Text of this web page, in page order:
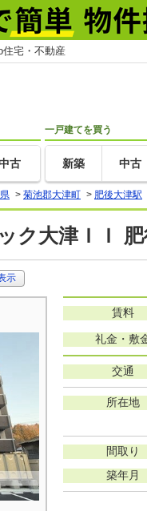
宅・不動産
古
一戸建てを買う
新築 中古
> 菊池郡大津町 > 肥後大津駅
ク大津ＩＩ
示
賃料
礼金・敷
交通
所在地
間取り
築年月